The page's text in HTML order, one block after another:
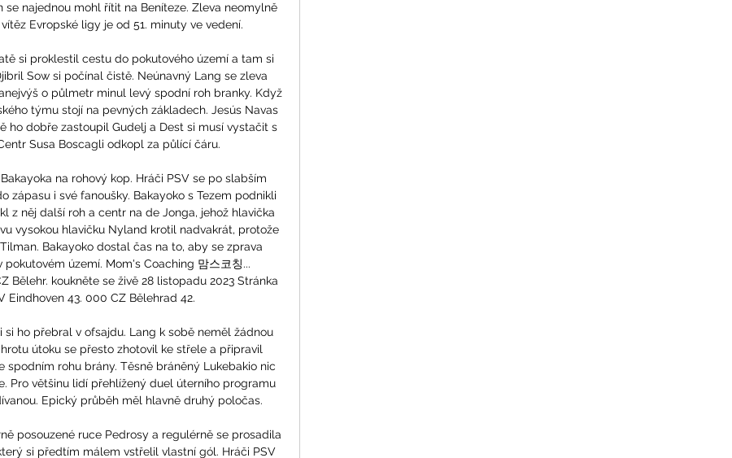
najednou mohl řítit na Beníteze. Zleva neomylně
Evropské ligy je od 51. minuty ve vedení.
si proklestil cestu do pokutového území a tam si
Sow si počínal čistě. Neúnavný Lang se zleva
o půlmetr minul levý spodní roh branky. Když
týmu stojí na pevných základech. Jesús Navas
ho dobře zastoupil Gudelj a Dest si musí vystačit s
Susa Boscagli odkopl za půlící čáru.
na rohový kop. Hráči PSV se po slabším
zápasu i své fanoušky. Bakayoko s Tezem podnikli
z něj další roh a centr na de Jonga, jehož hlavička
vysokou hlavičku Nyland krotil nadvakrát, protože
Bakayoko dostal čas na to, aby se zprava
území. Mom's Coaching 맘스코칭...
Bělehr. koukněte se živě 28 listopadu 2023 Stránka
Eindhoven 43. 000 CZ Bělehrad 42.
ho přebral v ofsajdu. Lang k sobě neměl žádnou
útoku se přesto zhotovil ke střele a připravil
spodním rohu brány. Těsně bráněný Lukebakio nic
Pro většinu lidí přehlížený duel úterního programu
Epický průběh měl hlavně druhý poločas.
posouzené ruce Pedrosy a regulérně se prosadila
si předtím málem vstřelil vlastní gól. Hráči PSV